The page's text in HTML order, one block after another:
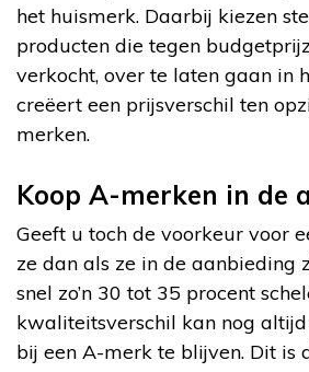
het huismerk. Daarbij kiezen
producten die tegen
verkocht, over te laten gaan in
creëert een prijsverschil ten
merken.
Koop A-merken in de
Geeft u toch de voorkeur voor
ze dan als ze in de aanbieding
snel zo’n 30 tot 35 procent
kwaliteitsverschil kan nog
bij een A-merk te blijven. Dit is